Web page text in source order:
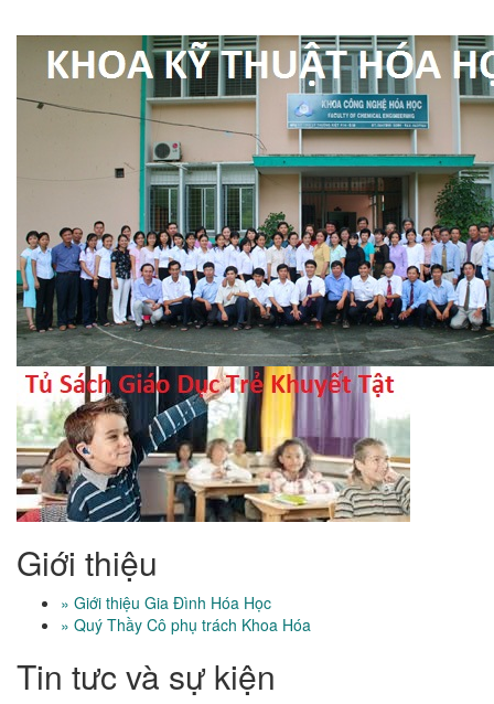
Giới thiệu
» Giới thiệu Gia Đình Hóa Học
» Quý Thầy Cô phụ trách Khoa Hóa
Tin tưc và sự kiện